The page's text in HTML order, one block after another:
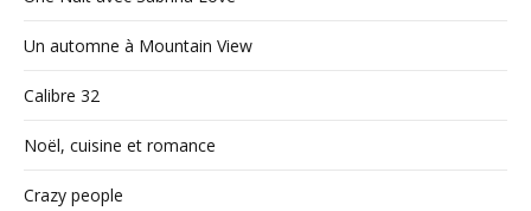
Un automne à Mountain View
Calibre 32
Noël, cuisine et romance
Crazy people